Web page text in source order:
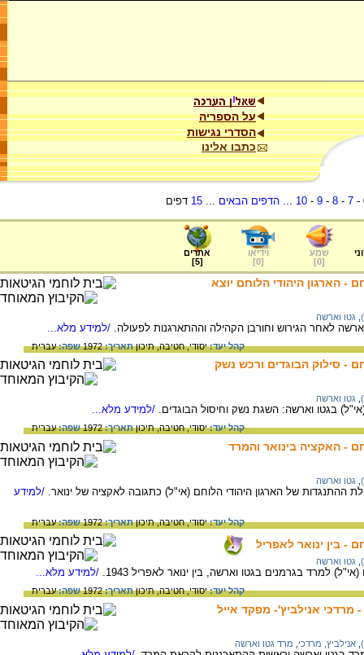
על הספריה
הסדרי נגישות
כתבו אלינו
-
7
-
8
-
9
-
10
...הדפים הבאים ...
15 דפים
שמע
[
0
]
וידיאו
[
0
]
אתרים
[
5
]
- הארגון היהודי הלוחם יוצא
גטו וארשה
לאחר הגירוש וחורבן הקהילה וההתארגנות לפעולה. /למידע מלא...
קהל יעד:יסודי,חטיבה,תיכוןתאריך:1972 שפה:עברית
- סילוק הבוגדים ורכש נשק
גטו וארשה
בגטו וארשה: השגת נשק וחיסול הבוגדים. /למידע מלא...
קהל יעד:יסודי,חטיבה,תיכוןתאריך:1972 שפה:עברית
- האקציה בינואר והמרד
גטו וארשה
ההתנגדות של הארגון היהודי הלוחם (אי"ל) כתגובה לאקציה של ינואר. /למידע
קהל יעד:יסודי,חטיבה,תיכוןתאריך:1972 שפה:עברית
- בין ינואר לאפריל
גטו וארשה
למרד בגרמנים בגטו וארשה, בין ינואר לאפריל 1943. /למידע מלא...
קהל יעד:יסודי,חטיבה,תיכוןתאריך:1972 שפה:עברית
אנילביץ, מרדכי מרד גטו וארשה